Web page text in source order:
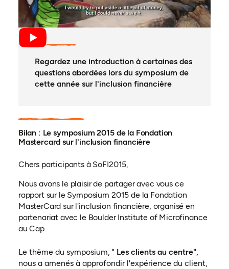
Regardez une introduction à certaines des
questions abordées lors du symposium de
cette année sur l'inclusion financière
Bilan : Le symposium 2015 de la Fondation
Mastercard sur l'inclusion financière
Chers participants à SoFI2015,
Nous avons le plaisir de partager avec vous ce
rapport sur le Symposium 2015 de la Fondation
MasterCard sur l'inclusion financière, organisé en
partenariat avec le Boulder Institute of Microfinance
au Cap.
Le thème du symposium, " Les clients au centre",
nous a amenés à approfondir l'expérience du client,